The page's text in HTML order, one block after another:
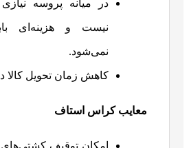
در میانه پروسه نیازی
نیست و هزینه‌ای
نمی‌شود.
کاهش زمان تحویل کالا
معایب کراس استاف